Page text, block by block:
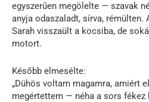
egyszerűen megölelte — szavak
anyja odaszaladt, sírva, rémülten.
Sarah visszaült a kocsiba, de
motort.
Később elmesélte:
„Dühös voltam magamra, amiért
megértettem — néha a sors fékez